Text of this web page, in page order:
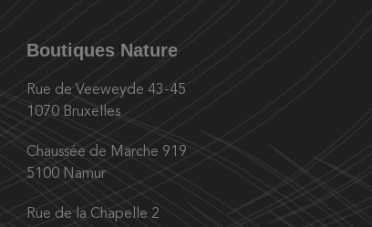
Boutiques Nature
Rue de Veeweyde 43-45
1070 Bruxelles
Chaussée de Marche 919
5100 Namur
Rue de la Chapelle 2